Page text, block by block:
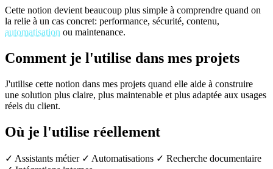
Cette notion devient beaucoup plus simple à comprendre quand on
la relie à un cas concret: performance, sécurité, contenu,
automatisation ou maintenance.
Comment je l'utilise dans mes projets
J'utilise cette notion dans mes projets quand elle aide à construire
une solution plus claire, plus maintenable et plus adaptée aux usages
réels du client.
Où je l'utilise réellement
✓ Assistants métier ✓ Automatisations ✓ Recherche documentaire